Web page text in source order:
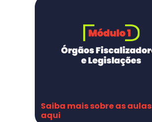
Saiba mais sobre as aulas
aqui